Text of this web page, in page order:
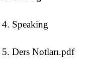
Speaking
Ders Notları.pdf